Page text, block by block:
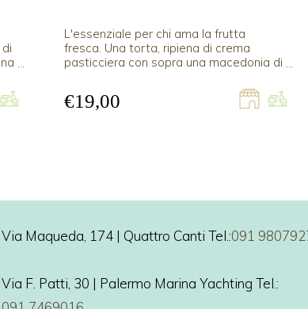
L'essenziale per chi ama la frutta
fresca. Una torta, ripiena di crema
pasticciera con sopra una macedonia di
€19,00
Via Maqueda, 174 | Quattro Canti Tel.:091
Via F. Patti, 30 | Palermo Marina Yachting Tel.: